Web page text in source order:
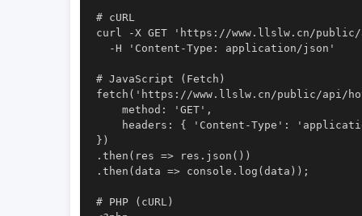
# cURL
curl -X GET 'https://www.llslw.cn/
  -H 'Content-Type: application/json'
# JavaScript (Fetch)
fetch('https://www.llslw.cn/public/api/
    method: 'GET',
headers: { 'Content-Type':
})
.then(res => res.json())
.then(data => console.log(data));
# PHP (cURL)